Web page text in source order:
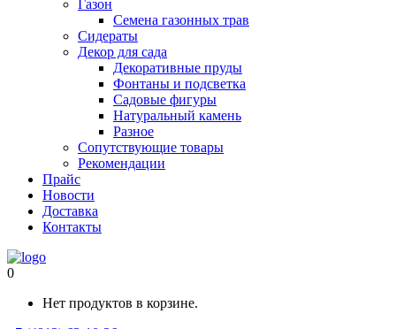
Газон
Семена газонных трав
Сидераты
Декор для сада
Декоративные пруды
Фонтаны и подсветка
Садовые фигуры
Натуральный камень
Разное
Сопутствующие товары
Рекомендации
Прайс
Новости
Доставка
Контакты
0
Нет продуктов в корзине.